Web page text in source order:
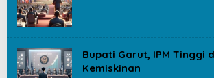
Bupati Garut, IPM Tinggi
Kemiskinan